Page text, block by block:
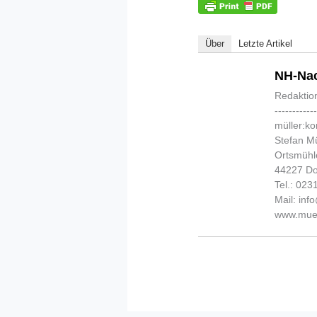
Über Letzte Artikel
NH-
Stefan
44227
Tel.:
Mail: